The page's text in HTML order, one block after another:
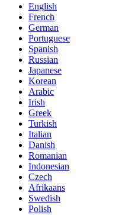
English
French
German
Portuguese
Spanish
Russian
Japanese
Korean
Arabic
Irish
Greek
Turkish
Italian
Danish
Romanian
Indonesian
Czech
Afrikaans
Swedish
Polish